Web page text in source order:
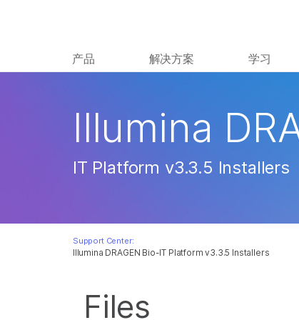
产品 解决方案 学习
Illumina DRAGEN Bio-IT Platform v3.3.5 Installers
Illumina
IT Platform v3.3.5 Installers
Support Center:
Files